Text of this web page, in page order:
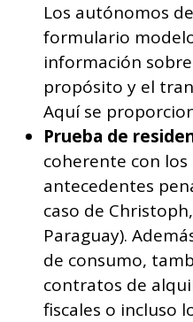
Los autónomos
formulario
información
propósito y el
Aquí se
Prueba de
coherente con
antecedentes
caso de
Paraguay).
de consumo,
contratos de
fiscales o incluso